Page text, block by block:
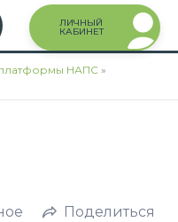
ЛИЧНЫЙ
КАБИНЕТ
НАПС »
Поделиться